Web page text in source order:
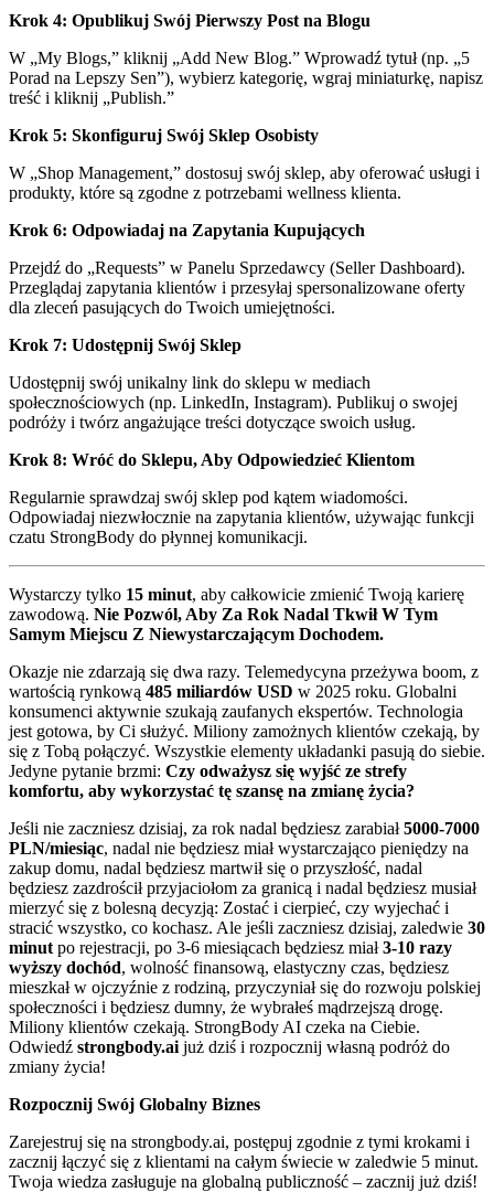
Krok 4: Opublikuj Swój Pierwszy Post na Blogu
W „My Blogs,” kliknij „Add New Blog.” Wprowadź tytuł (np. „5
Porad na Lepszy Sen”), wybierz kategorię, wgraj miniaturkę, napisz
treść i kliknij „Publish.”
Krok 5: Skonfiguruj Swój Sklep Osobisty
W „Shop Management,” dostosuj swój sklep, aby oferować usługi i
produkty, które są zgodne z potrzebami wellness klienta.
Krok 6: Odpowiadaj na Zapytania Kupujących
Przejdź do „Requests” w Panelu Sprzedawcy (Seller Dashboard).
Przeglądaj zapytania klientów i przesyłaj spersonalizowane oferty
dla zleceń pasujących do Twoich umiejętności.
Krok 7: Udostępnij Swój Sklep
Udostępnij swój unikalny link do sklepu w mediach
społecznościowych (np. LinkedIn, Instagram). Publikuj o swojej
podróży i twórz angażujące treści dotyczące swoich usług.
Krok 8: Wróć do Sklepu, Aby Odpowiedzieć Klientom
Regularnie sprawdzaj swój sklep pod kątem wiadomości.
Odpowiadaj niezwłocznie na zapytania klientów, używając funkcji
czatu StrongBody do płynnej komunikacji.
Wystarczy tylko 15 minut, aby całkowicie zmienić Twoją karierę
zawodową. Nie Pozwól, Aby Za Rok Nadal Tkwił W Tym
Samym Miejscu Z Niewystarczającym Dochodem.
Okazje nie zdarzają się dwa razy. Telemedycyna przeżywa boom, z
wartością rynkową 485 miliardów USD w 2025 roku. Globalni
konsumenci aktywnie szukają zaufanych ekspertów. Technologia
jest gotowa, by Ci służyć. Miliony zamożnych klientów czekają, by
się z Tobą połączyć. Wszystkie elementy układanki pasują do siebie.
Jedyne pytanie brzmi: Czy odważysz się wyjść ze strefy
komfortu, aby wykorzystać tę szansę na zmianę życia?
Jeśli nie zaczniesz dzisiaj, za rok nadal będziesz zarabiał5000-7000
PLN/miesiąc, nadal nie będziesz miał wystarczająco pieniędzy na
zakup domu, nadal będziesz martwił się o przyszłość, nadal
będziesz zazdrościł przyjaciołom za granicą i nadal będziesz musiał
mierzyć się z bolesną decyzją: Zostać i cierpieć, czy wyjechać i
stracić wszystko, co kochasz. Ale jeśli zaczniesz dzisiaj, zaledwie 30
minut po rejestracji, po 3-6 miesiącach będziesz miał3-10 razy
wyższy dochód, wolność finansową, elastyczny czas, będziesz
mieszkał w ojczyźnie z rodziną, przyczyniał się do rozwoju polskiej
społeczności i będziesz dumny, że wybrałeś mądrzejszą drogę.
Miliony klientów czekają. StrongBody AI czeka na Ciebie.
Odwiedź strongbody.ai już dziś i rozpocznij własną podróż do
zmiany życia!
Rozpocznij Swój Globalny Biznes
Zarejestruj się na strongbody.ai, postępuj zgodnie z tymi krokami i
zacznij łączyć się z klientami na całym świecie w zaledwie 5 minut.
Twoja wiedza zasługuje na globalną publiczność – zacznij już dziś!